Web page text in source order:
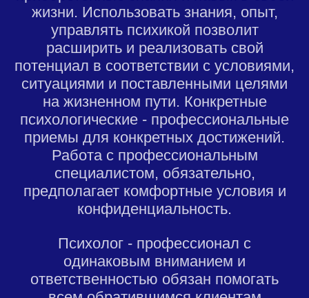
жизни. Использовать знания, опыт,
управлять психикой позволит
расширить и реализовать свой
потенциал в соответствии с условиями,
ситуациями и поставленными целями
на жизненном пути. Конкретные
психологические - профессиональные
приемы для конкретных достижений.
Работа с профессиональным
специалистом, обязательно,
предполагает комфортные условия и
конфиденциальность.
Психолог - профессионал с
одинаковым вниманием и
ответственностью обязан помогать